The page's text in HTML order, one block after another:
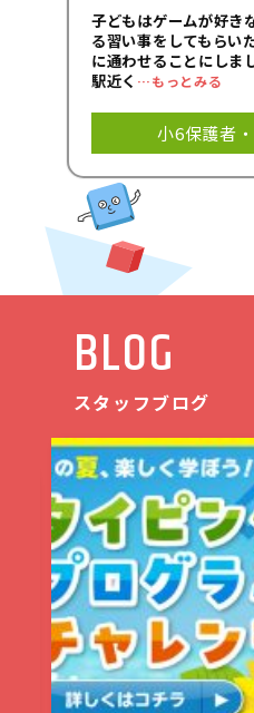
子どもはゲームが好き
る習い事をしてもらい
に通わせることにしま
駅近く …もっとみる
小6保護者
BLOG
スタッフブログ